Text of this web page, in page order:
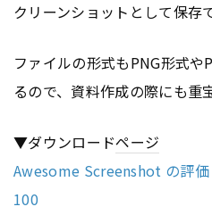
クリーンショットとして保存
ファイルの形式もPNG形式や
るので、資料作成の際にも重
▼ダウンロードページ
Awesome Screenshot の評
100